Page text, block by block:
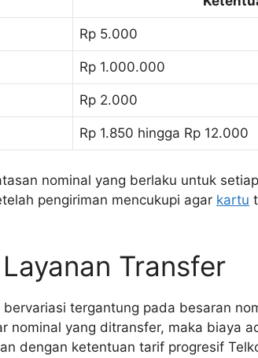
Rp 5.000
Rp 1.000.000
Rp 2.000
Rp 1.850 hingga Rp 12.000
nominal yang berlaku untuk
pengiriman mencukupi agar kartu
Transfer
tergantung pada besaran
nominal yang ditransfer, maka biaya
dengan ketentuan tarif progresif